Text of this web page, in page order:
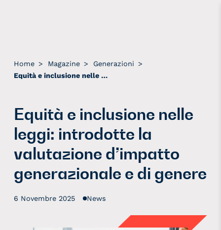
Home > Magazine > Generazioni >
Equità e inclusione nelle leggi: introdotte la valutazione d’impatto generazionale e di genere
Equità e inclusione nelle
leggi: introdotte la
valutazione d’impatto
generazionale e di genere
6 Novembre 2025 News